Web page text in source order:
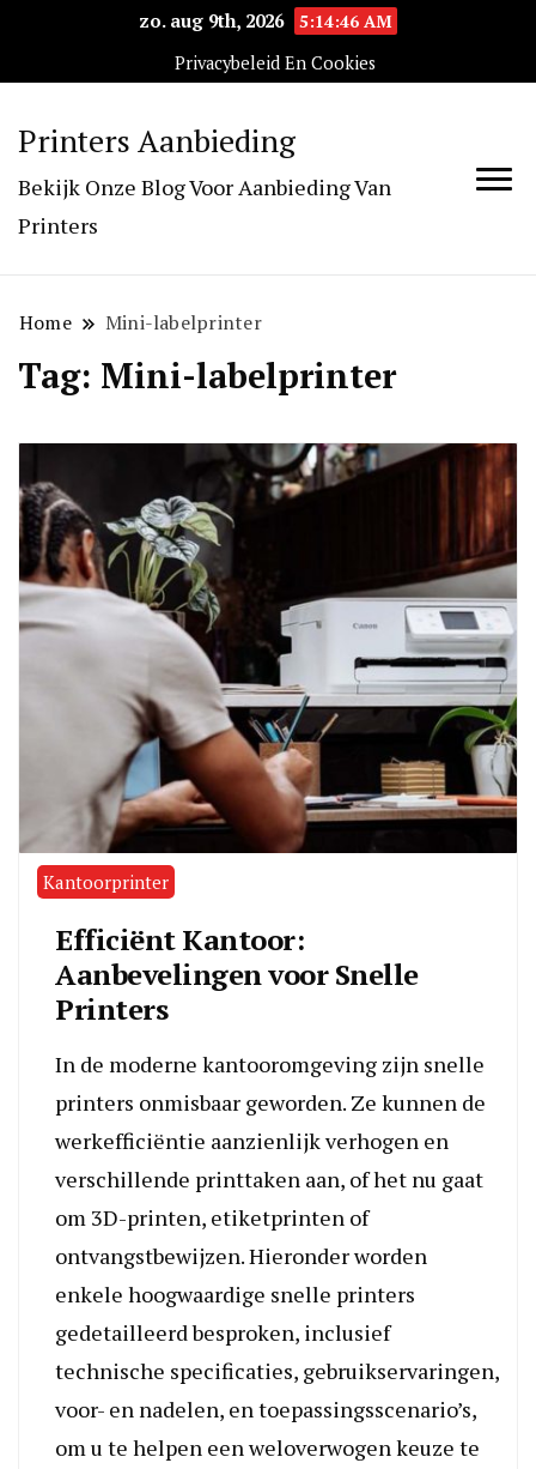
zo. aug 9th, 2026
5:14:46 AM
Privacybeleid En Cookies
Printers Aanbieding
Bekijk Onze Blog Voor Aanbieding Van
Printers
Home Mini-labelprinter
Tag: Mini-labelprinter
Kantoorprinter
Efficiënt Kantoor:
Aanbevelingen voor Snelle
Printers
In de moderne kantooromgeving zijn snelle
printers onmisbaar geworden. Ze kunnen de
werkefficiëntie aanzienlijk verhogen en
verschillende printtaken aan, of het nu gaat
om 3D-printen, etiketprinten of
ontvangstbewijzen. Hieronder worden
enkele hoogwaardige snelle printers
gedetailleerd besproken, inclusief
technische specificaties, gebruikservaringen,
voor- en nadelen, en toepassingsscenario’s,
om u te helpen een weloverwogen keuze te